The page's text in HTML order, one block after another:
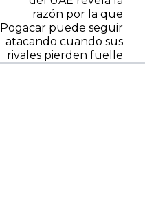
razón por la que
Pogacar puede seguir
atacando cuando sus
rivales pierden fuelle